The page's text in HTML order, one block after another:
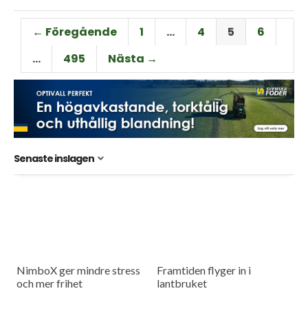
gårdsbutik för att höra om
möjligheter och utmaningar
med att...
varför.
← Föregående 1 … 4 5
6
…
495 Nästa →
Senaste inslagen
NimboX ger mindre stress
och mer frihet
Framtiden flyger in i
lantbruket